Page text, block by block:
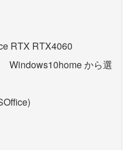
RTX RTX4060
Windows10home から選